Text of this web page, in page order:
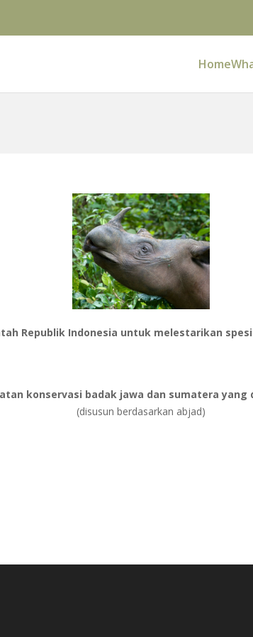
Home
Republik Indonesia untuk melestarikan
konservasi badak jawa dan sumatera yang
(disusun berdasarkan abjad)